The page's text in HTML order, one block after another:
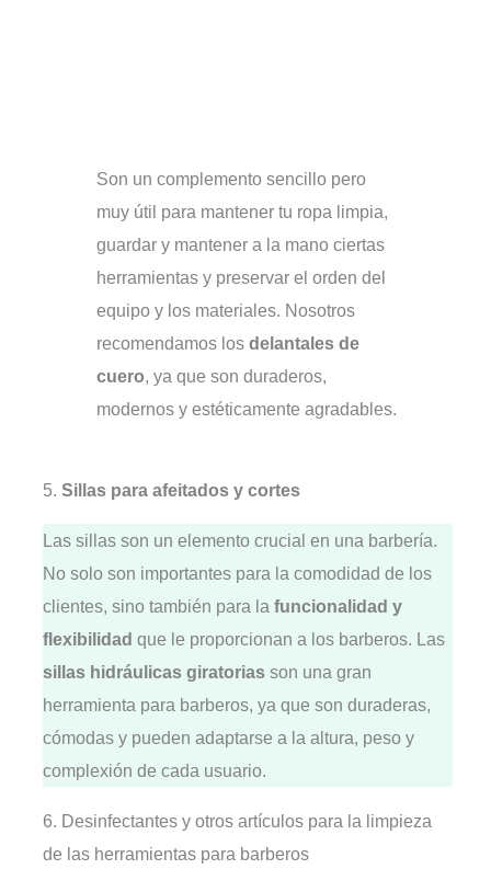
Son un complemento sencillo pero
muy útil para mantener tu ropa limpia,
guardar y mantener a la mano ciertas
herramientas y preservar el orden del
equipo y los materiales. Nosotros
recomendamos los delantales de
cuero, ya que son duraderos,
modernos y estéticamente agradables.
5.Sillas para afeitados y cortes
Las sillas son un elemento crucial en una barbería.
No solo son importantes para la comodidad de los
clientes, sino también para lafuncionalidad y
flexibilidad que le proporcionan a los barberos. Las
sillas hidráulicas giratorias son una gran
herramienta para barberos, ya que son duraderas,
cómodas y pueden adaptarse a la altura, peso y
complexión de cada usuario.
6. Desinfectantes y otros artículos para la limpieza
de las herramientas para barberos